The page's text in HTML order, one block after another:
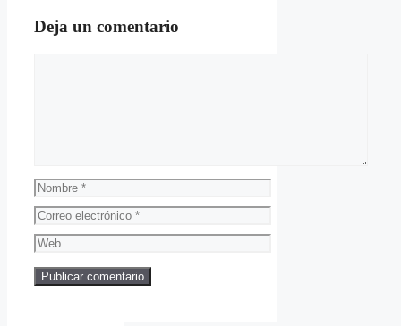
Deja un comentario
Nombre
Correo
electrónico
Web